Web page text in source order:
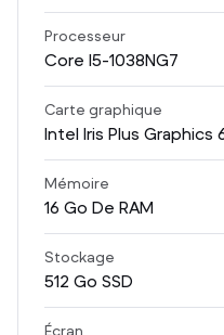
Processeur
Core I5-1038NG7
Carte graphique
Intel Iris Plus Graphics
Mémoire
16 Go De RAM
Stockage
512 Go SSD
Écran